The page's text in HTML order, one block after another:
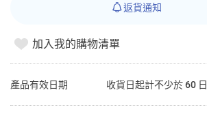
返貨通知
加入我的購物清單
產品有效日期 收貨日起計不少於 60 日